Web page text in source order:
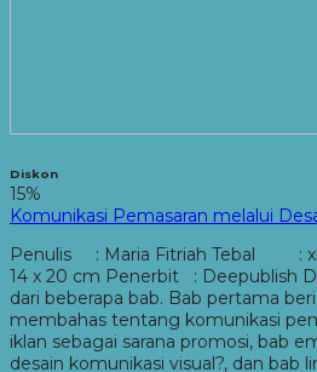
Diskon
15%
Komunikasi Pemasaran melalui
Penulis : Maria Fitriah Tebal :
14 x 20 cm Penerbit : Deepublish
dari beberapa bab. Bab pertama
membahas tentang komunikasi
iklan sebagai sarana promosi, bab
desain komunikasi visual?, dan bab